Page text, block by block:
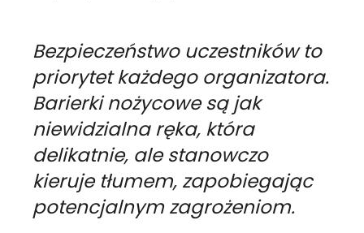
Bezpieczeństwo uczestników to
priorytet każdego organizatora.
Barierki nożycowe są jak
niewidzialna ręka, która
delikatnie, ale stanowczo
kieruje tłumem, zapobiegając
potencjalnym zagrożeniom.